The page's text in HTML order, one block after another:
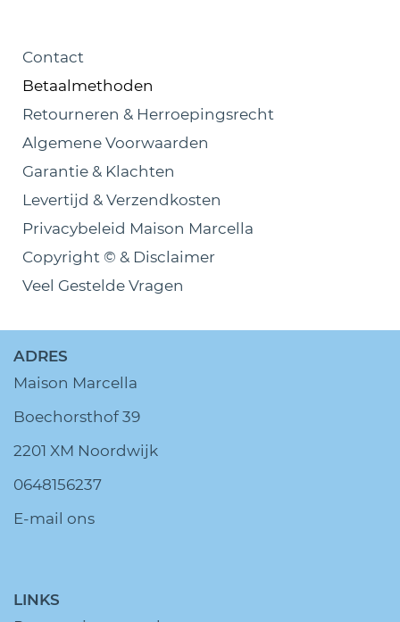
Contact
Betaalmethoden
Retourneren & Herroepingsrecht
Algemene Voorwaarden
Garantie & Klachten
Levertijd & Verzendkosten
Privacybeleid Maison Marcella
Copyright © & Disclaimer
Veel Gestelde Vragen
ADRES
Maison Marcella
Boechorsthof 39
2201 XM Noordwijk
0648156237
E-mail ons
LINKS